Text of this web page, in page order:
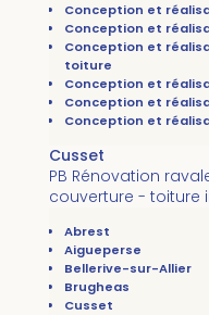
Conception et
Conception et
Conception et
toiture
Conception et
Conception et
Conception et
Cusset
PB Rénovation
couverture - toiture
Abrest
Aigueperse
Bellerive-sur-Allier
Brugheas
Cusset